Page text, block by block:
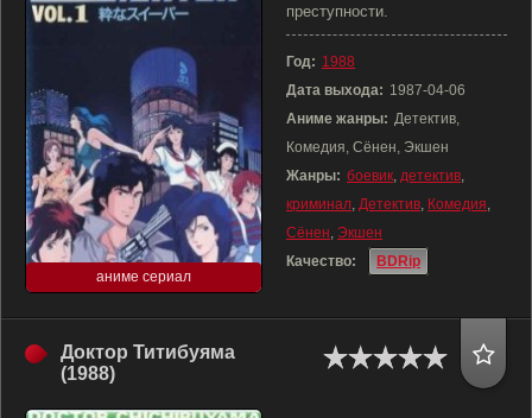
аниме сериал
преступности.
Год: 1988
Дата выхода: 1987-04-06
Аниме жанры: Детектив,
Комедия, Сёнен, Экшен
Жанры: боевик, детектив,
криминал, Детектив, Комедия,
Сёнен, Экшен
Качество:
BDRip
Доктор Титибуяма
(1988)